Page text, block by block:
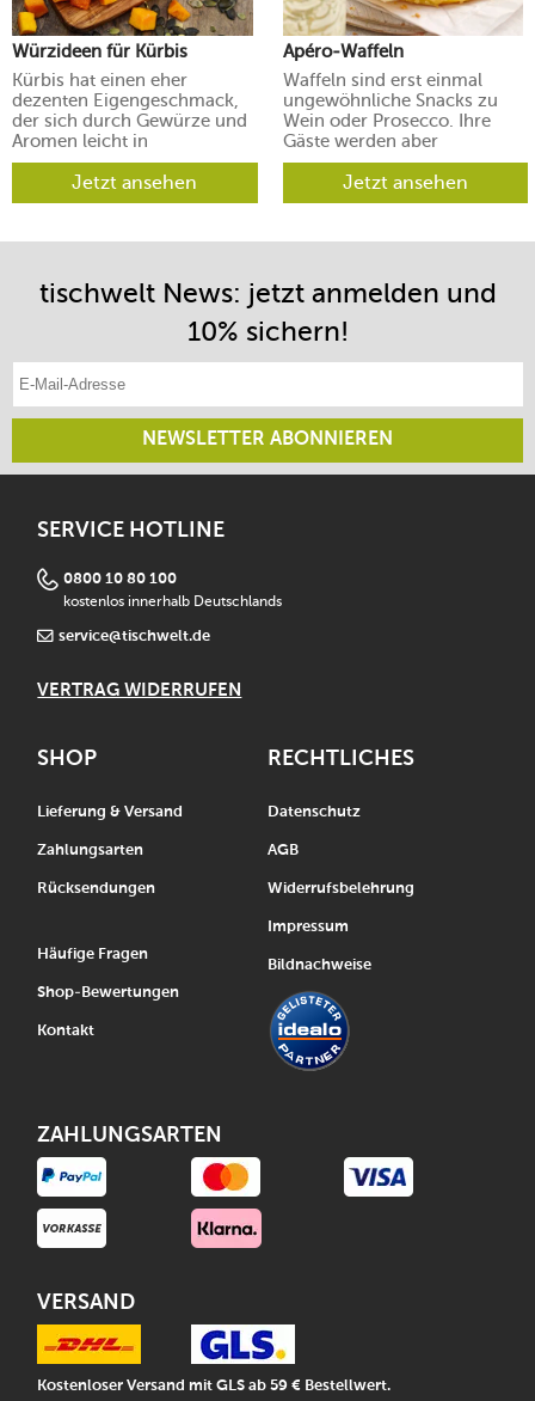
Würzideen für Kürbis
Kürbis hat einen eher
dezenten Eigengeschmack,
der sich durch Gewürze und
Aromen leicht in
verschiedene Richtungen
lenken lässt.Jetzt ansehen
Apéro-Waffeln
Waffeln sind erst einmal
ungewöhnliche Snacks zu
Wein oder Prosecco. Ihre
Gäste werden aber
begeistert sein.
Jetzt ansehen
tischwelt News: jetzt anmelden und
10% sichern!
E-Mail-Adresse eintragen
NEWSLETTER ABONNIEREN
SERVICE HOTLINE
0800 10 80 100
kostenlos innerhalb Deutschlands
service@tischwelt.de
VERTRAG WIDERRUFEN
SHOP
Lieferung & Versand
Zahlungsarten
Rücksendungen
Häufige Fragen
Shop-Bewertungen
Kontakt
RECHTLICHES
Datenschutz
AGB
Widerrufsbelehrung
Impressum
Bildnachweise
ZAHLUNGSARTEN
VERSAND
Kostenloser Versand mit GLS ab 59 € Bestellwert.